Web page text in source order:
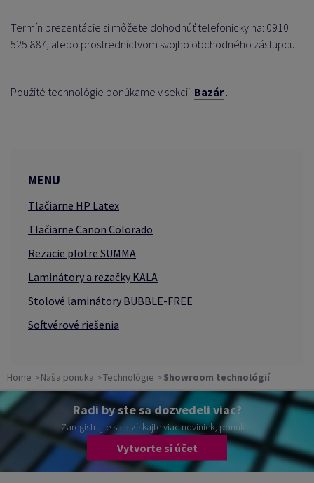
Termín prezentácie si môžete dohodnúť telefonicky na: 0910
525 887, alebo prostredníctvom svojho obchodného zástupcu.
Použité technológie ponúkame v sekcii Bazár.
MENU
Tlačiarne HP Latex
Tlačiarne Canon Colorado
Rezacie plotre SUMMA
Laminátory a rezačky KALA
Stolové laminátory BUBBLE-FREE
Softvérové ​​riešenia
Home Naša ponuka Technológie Showroom technológií
Radi by ste sa dozvedeli viac?
Zaregistrujte sa a získajte viac noviniek, ponúk ...
Vytvorte si účet